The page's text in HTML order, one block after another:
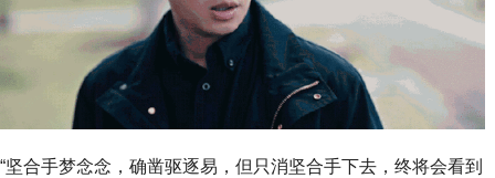
“坚合手梦念念，确凿驱逐易，但只消坚合手下去，终将会看到